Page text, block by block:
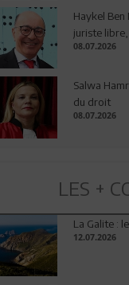
Haykel Ben
juriste
08.07.2026
Salwa
du droit
08.07.2026
LES +
La Galite :
12.07.2026